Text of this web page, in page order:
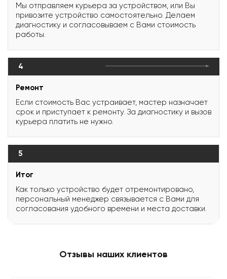
Мы отправляем курьера за устройством, или Вы
привозите устройство самостоятельно. Делаем
диагностику и согласовываем с Вами стоимость
работы.
4
Ремонт
Если стоимость Вас устраивает, мастер назначает
срок и приступает к ремонту. За диагностику и вызов
курьера платить не нужно.
5
Итог
Как только устройство будет отремонтировано,
персональный менеджер связывается с Вами для
согласования удобного времени и места доставки.
Отзывы наших клиентов